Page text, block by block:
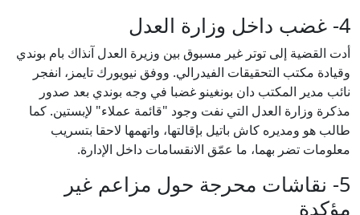
4- غضب داخل وزارة العدل
أدت القضية إلى توتر غير مسبوق بين وزيرة العدل آنذاك بام بوندي
وقيادة مكتب التحقيقات الفيدرالي. ووفق نيويورك تايمز، انفجر
نائب مدير المكتب دان بونغينو غضبا في وجه بوندي بعد صدور
مذكرة وزارة العدل التي نفت وجود "قائمة عملاء" لإبستين. كما
طالب هو ومديره كاش باتيل بإقالتها، واتهمها لاحقا بتسريب
معلومات تضر بهما، ما عمّق الانقسامات داخل الإدارة.
5- نقاشات محرجة حول مزاعم غير
مؤكدة